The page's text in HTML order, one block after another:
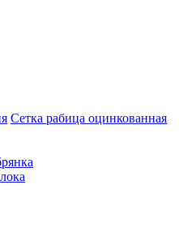
Сетка рабица оцинкованная